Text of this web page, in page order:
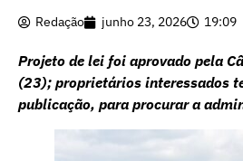
Redação junho 23, 2026 19:09
Projeto de lei foi aprovado pela
(23); proprietários interessados
publicação, para procurar a